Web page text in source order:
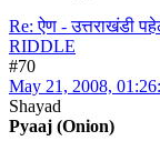
Re: ऐण - उत्तराखंडी
RIDDLE
#70
May 21, 2008,
Shayad
Pyaaj (Onion)